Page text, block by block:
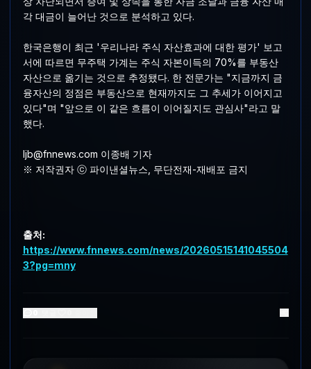
각 대금이 늘어난 것으로 분석하고 있다.
한국은행이 최근 '우리나라 주식 자산효과에 대한 평가' 보고
서에 따르면 무주택 가계는 주식 자본이득의 70%를 부동산
자산으로 옮기는 것으로 추정됐다. 한 전문가는 "지금까지 금
융자산의 정점은 부동산으로 현재까지도 그 추세가 이어지고
있다"며 "앞으로 이 같은 흐름이 이어질지도 관심사"라고 말
했다.
ljb@fnnews.com 이종배 기자
※ 저작권자 ⓒ 파이낸셜뉴스, 무단전재-재배포 금지
출처:
https://www.fnnews.com/news/20260515141045504
3?pg=mny